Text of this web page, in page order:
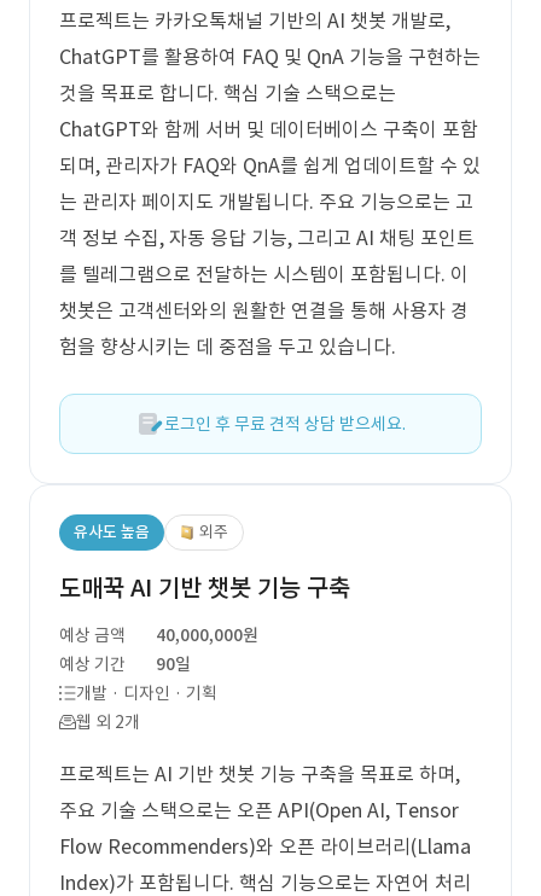
프로젝트는 카카오톡채널 기반의 AI 챗봇 개발로,
ChatGPT를 활용하여 FAQ 및 QnA 기능을 구현하는
것을 목표로 합니다. 핵심 기술 스택으로는
ChatGPT와 함께 서버 및 데이터베이스 구축이 포함
되며, 관리자가 FAQ와 QnA를 쉽게 업데이트할 수 있
는 관리자 페이지도 개발됩니다. 주요 기능으로는 고
객 정보 수집, 자동 응답 기능, 그리고 AI 채팅 포인트
를 텔레그램으로 전달하는 시스템이 포함됩니다. 이
챗봇은 고객센터와의 원활한 연결을 통해 사용자 경
험을 향상시키는 데 중점을 두고 있습니다.
로그인 후 무료 견적 상담 받으세요.
유사도 높음 외주
도매꾹 AI 기반 챗봇 기능 구축
예상 금액
40,000,000원
예상 기간
90일
개발 · 디자인 · 기획
웹 외 2개
프로젝트는 AI 기반 챗봇 기능 구축을 목표로 하며,
주요 기술 스택으로는 오픈 API(Open AI, Tensor
Flow Recommenders)와 오픈 라이브러리(Llama
Index)가 포함됩니다. 핵심 기능으로는 자연어 처리